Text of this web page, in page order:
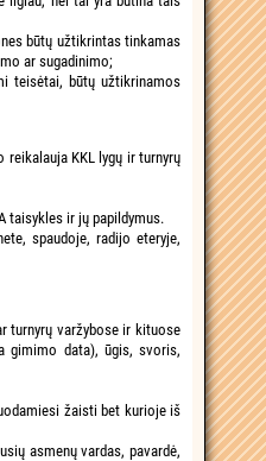
būtų užtikrintas tinkamas
ar sugadinimo;
teisėtai, būtų užtikrinamos
KKL lygų ir turnyrų
taisykles ir jų papildymus.
spaudoje, radijo eteryje,
turnyrų varžybose ir kituose
gimimo data), ūgis, svoris,
žaisti bet kurioje iš
asmenų vardas, pavardė,